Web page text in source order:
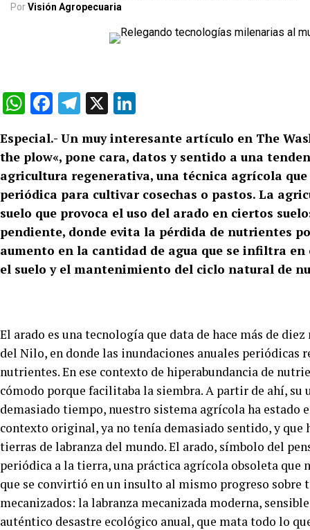
PorVisión Agropecuaria
WhatsApp
Facebook
Telegram
X
Especial.- Un muy interesante artículo en The
the plow«, pone cara, datos y sentido a una
agricultura regenerativa, una técnica agrícola
periódica para cultivar cosechas o pastos. La
suelo que provoca el uso del arado en ciertos
pendiente, donde evita la pérdida de nutrientes
aumento en la cantidad de agua que se infiltra
el suelo y el mantenimiento del ciclo natural de
El arado es una tecnología que data de hace más de
del Nilo, en donde las inundaciones anuales
nutrientes. En ese contexto de hiperabundancia de
cómodo porque facilitaba la siembra. A partir de ahí,
demasiado tiempo, nuestro sistema agrícola ha estado
contexto original, ya no tenía demasiado sentido, y
tierras de labranza del mundo. El arado, símbolo del
periódica a la tierra, una práctica agrícola obsoleta
que se convirtió en un insulto al mismo progreso
mecanizados: la labranza mecanizada moderna,
auténtico desastre ecológico anual, que mata todo lo